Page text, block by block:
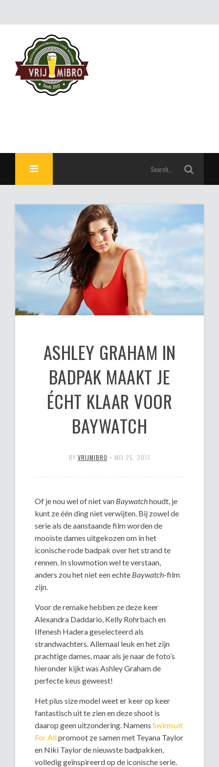
ASHLEY GRAHAM IN
BADPAK MAAKT JE
ÉCHT KLAAR VOOR
BAYWATCH
BY VRIJMIBRO • MEI 25, 2017
Of je nou wel of niet van Baywatchhoudt, je
kunt ze één ding niet verwijten. Bij zowel de
serie als de aanstaande film worden de
mooiste dames uitgekozen om in het
iconische rode badpak over het strand te
rennen. In slowmotion wel te verstaan,
anders zou het niet een echte Baywatch-film
zijn.
Voor de remake hebben ze deze keer
Alexandra Daddario, Kelly Rohrbach en
Ilfenesh Hadera geselecteerd als
strandwachters. Allemaal leuk en het zijn
prachtige dames, maar als je naar de foto’s
hieronder kijkt was Ashley Graham de
perfecte keus geweest!
Het plus size model weet er keer op keer
fantastisch uit te zien en deze shoot is
daarop geen uitzondering. NamensSwimsuit
For Allpromoot ze samen met Teyana Taylor
en Niki Taylor de nieuwste badpakken,
volledig geïnspireerd op de iconische serie.